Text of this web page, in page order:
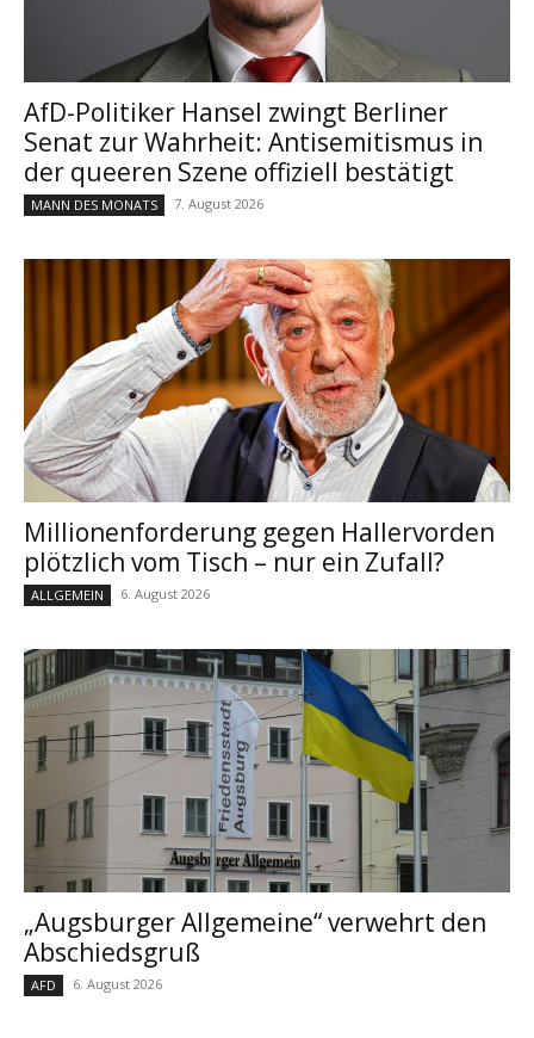
AfD-Politiker Hansel zwingt Berliner
Senat zur Wahrheit: Antisemitismus in
der queeren Szene offiziell bestätigt
MANN DES MONATS 7. August 2026
Millionenforderung gegen Hallervorden
plötzlich vom Tisch – nur ein Zufall?
ALLGEMEIN 6. August 2026
„Augsburger Allgemeine“ verwehrt den
Abschiedsgruß
AFD 6. August 2026